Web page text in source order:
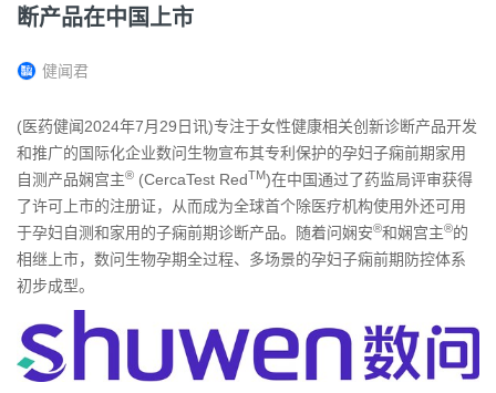
断产品在中国上市
健闻君
(医药健闻2024年7月29日讯)专注于女性健康相关创新诊断产品开发
和推广的国际化企业数问生物宣布其专利保护的孕妇子痫前期家用
自测产品娴宫主® (CercaTest RedTM)在中国通过了药监局评审获得
了许可上市的注册证，从而成为全球首个除医疗机构使用外还可用
于孕妇自测和家用的子痫前期诊断产品。随着问娴安®和娴宫主®的
相继上市，数问生物孕期全过程、多场景的孕妇子痫前期防控体系
初步成型。